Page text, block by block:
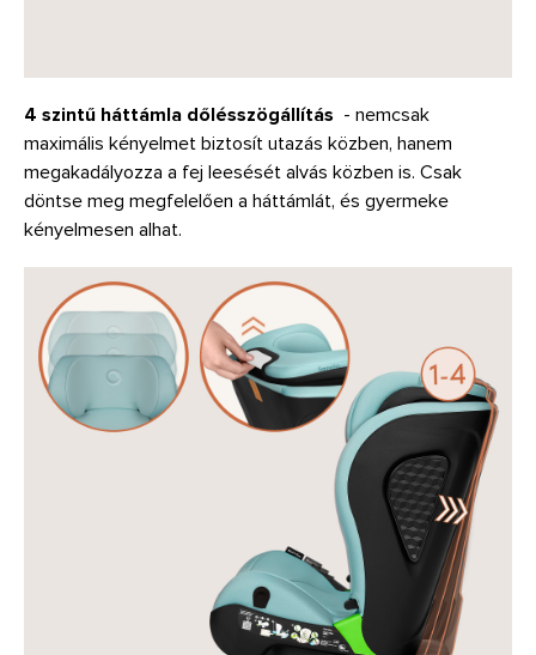
4 szintű háttámla dőlésszögállítás - nemcsak
maximális kényelmet biztosít utazás közben, hanem
megakadályozza a fej leesését alvás közben is. Csak
döntse meg megfelelően a háttámlát, és gyermeke
kényelmesen alhat.